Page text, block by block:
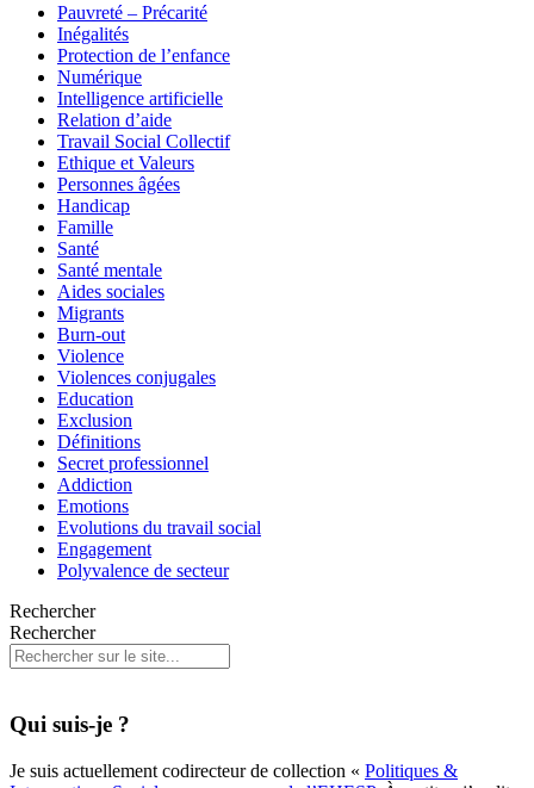
Pauvreté – Précarité
Inégalités
Protection de l’enfance
Numérique
Intelligence artificielle
Relation d’aide
Travail Social Collectif
Ethique et Valeurs
Personnes âgées
Handicap
Famille
Santé
Santé mentale
Aides sociales
Migrants
Burn-out
Violence
Violences conjugales
Education
Exclusion
Définitions
Secret professionnel
Addiction
Emotions
Evolutions du travail social
Engagement
Polyvalence de secteur
Rechercher
Rechercher
Qui suis-je ?
Je suis actuellement codirecteur de collection « Politiques &